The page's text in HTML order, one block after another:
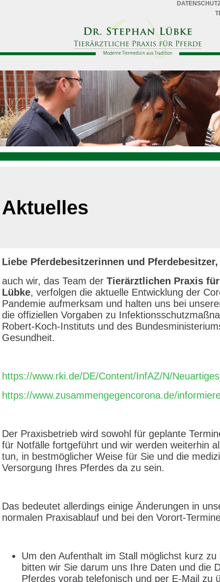
Aktuelles
Liebe Pferdebesitzerinnen und
auch wir, das Team der Tierärztlichen Praxis
Lübke, verfolgen die aktuelle Entwicklung der
Pandemie aufmerksam und halten uns bei
die offiziellen Vorgaben zu
Robert-Koch-Instituts und des
Gesundheit.
https://www.rki.de/DE/Content/InfAZ/N/
https://www.zusammengegencorona.de/
Der Praxisbetrieb wird sowohl für geplante
für Notfälle fortgeführt und wir werden weiterhin
tun, in bestmöglicher Weise für Sie und die
Versorgung Ihres Pferdes da zu sein.
Das bedeutet allerdings einige Änderungen in
normalen Praxisablauf und bei den Vorort-
Um den Aufenthalt im Stall möglichst kurz zu
bitten wir Sie darum uns Ihre Daten und die
Pferdes vorab telefonisch und per E-Mail zu